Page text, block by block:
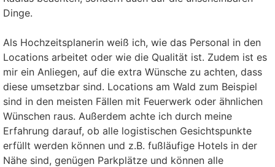
Dinge.
Als Hochzeitsplanerin weiß ich, wie das Personal in den
Locations arbeitet oder wie die Qualität ist. Zudem ist es
mir ein Anliegen, auf die extra Wünsche zu achten, dass
diese umsetzbar sind. Locations am Wald zum Beispiel
sind in den meisten Fällen mit Feuerwerk oder ähnlichen
Wünschen raus. Außerdem achte ich durch meine
Erfahrung darauf, ob alle logistischen Gesichtspunkte
erfüllt werden können und z.B. fußläufige Hotels in der
Nähe sind, genügen Parkplätze und können alle